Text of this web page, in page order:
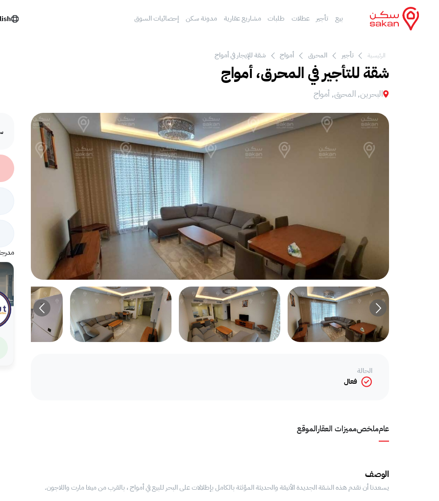
بيع تأجير عطلات طلبات مشاريع عقارية مدونة سكن إحصائيات السوق
الرئيسية تأجير المحرق أمواج شقة للإيجار في أمواج
شقة للتأجير في المحرق، أمواج
البحرين, المحرق, أمواج
عامملخصمميزات العقارالموقع
الحالة
فعال
الوصف
يسعدنا أن نقدم هذه الشقة الجديدة الأنيقة والحديثة المؤثثة بالكامل بإطلالات على البحر للبيع في أمواج ، بالقرب من ميغا مارت واللاجون.